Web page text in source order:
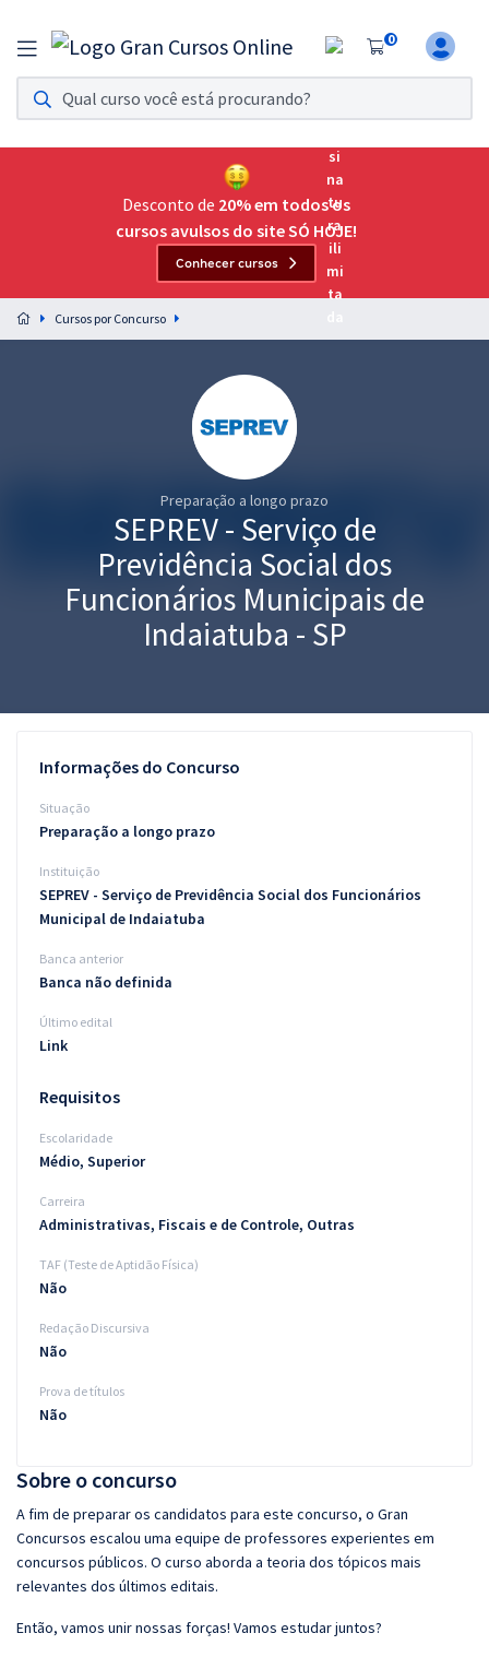
0
Assinatura Ilimitada 11
Acesso a todos os cursos. Teste grátis por 7 dias!
Assinatura OAB Até Passar
Acesso ilimitado a toda preparação para o Exame da
Preparação completa e intensiva para as principais
residências em saúde do Brasil
Graduação
Questões grátis
Conteúdo gratuito
Blog
Aprovados
Atendimento
Desconto de 20% em todos os
cursos avulsos do site SÓ HOJE!
Conhecer cursos
Cursos por Concurso
Preparação a longo prazo
SEPREV - Serviço de
Previdência Social dos
Funcionários Municipais de
Indaiatuba - SP
Sobre o concurso
A fim de preparar os candidatos para este concurso, o Gran
Concursos escalou uma equipe de professores experientes em
concursos públicos. O curso aborda a teoria dos tópicos mais
relevantes dos últimos editais.
Então, vamos unir nossas forças! Vamos estudar juntos?
Informações do Concurso
Situação
Preparação a longo prazo
Instituição
SEPREV - Serviço de Previdência Social dos Funcionários
Municipal de Indaiatuba
Banca anterior
Banca não definida
Último edital
Link
Requisitos
Escolaridade
Médio, Superior
Carreira
Administrativas, Fiscais e de Controle, Outras
TAF (Teste de Aptidão Física)
Não
Redação Discursiva
Não
Prova de títulos
Não